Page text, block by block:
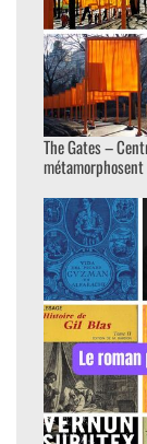
The Gates –